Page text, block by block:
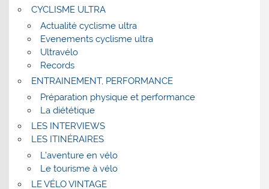
CYCLISME ULTRA
Actualité cyclisme ultra
Evenements cyclisme ultra
Ultravélo
Records
ENTRAINEMENT, PERFORMANCE
Préparation physique et performance
La diététique
LES INTERVIEWS
LES ITINÉRAIRES
L’aventure en vélo
Le tourisme à vélo
LE VÉLO VINTAGE